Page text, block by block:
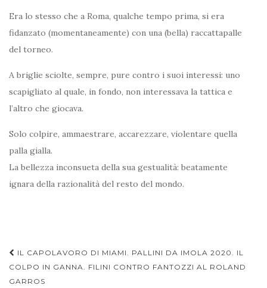
Era lo stesso che a Roma, qualche tempo prima, si era
fidanzato (momentaneamente) con una (bella) raccattapalle
del torneo.
A briglie sciolte, sempre, pure contro i suoi interessi: uno
scapigliato al quale, in fondo, non interessava la tattica e
l’altro che giocava.
Solo colpire, ammaestrare, accarezzare, violentare quella
palla gialla.
La bellezza inconsueta della sua gestualità: beatamente
ignara della razionalità del resto del mondo.
Navigazione
articoli
IL CAPOLAVORO DI MIAMI. PALLINI DA IMOLA 2020. IL
COLPO IN GANNA. FILINI CONTRO FANTOZZI AL ROLAND
GARROS